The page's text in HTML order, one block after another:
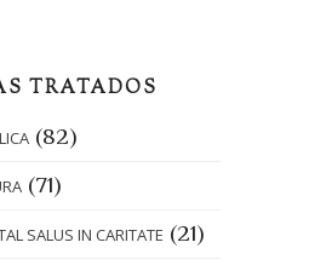
TRATADOS
(82)
(71)
SALUS IN CARITATE (21)